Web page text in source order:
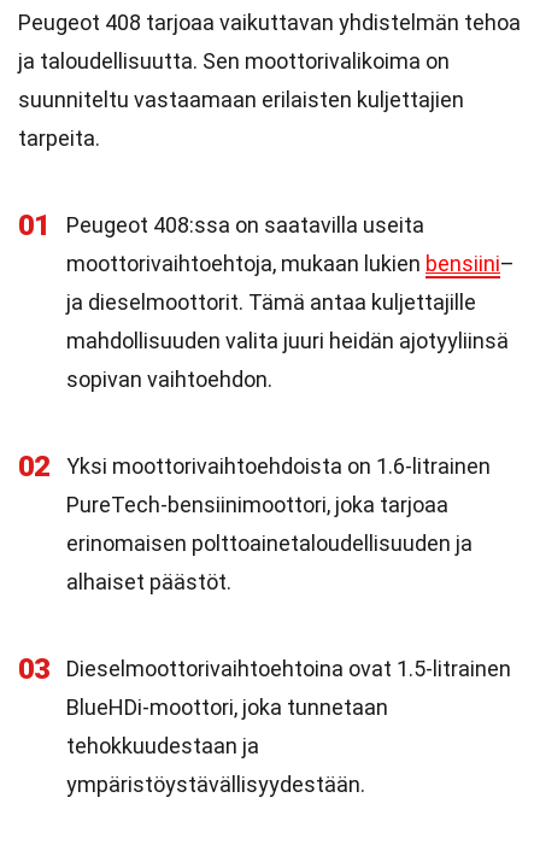
Peugeot 408 tarjoaa vaikuttavan yhdistelmän tehoa
ja taloudellisuutta. Sen moottorivalikoima on
suunniteltu vastaamaan erilaisten kuljettajien
tarpeita.
01
Peugeot 408:ssa on saatavilla useita
moottorivaihtoehtoja, mukaan lukien bensiini–
ja dieselmoottorit. Tämä antaa kuljettajille
mahdollisuuden valita juuri heidän ajotyyliinsä
sopivan vaihtoehdon.
02
Yksi moottorivaihtoehdoista on 1.6-litrainen
PureTech-bensiinimoottori, joka tarjoaa
erinomaisen polttoainetaloudellisuuden ja
alhaiset päästöt.
03
Dieselmoottorivaihtoehtoina ovat 1.5-litrainen
BlueHDi-moottori, joka tunnetaan
tehokkuudestaan ja
ympäristöystävällisyydestään.